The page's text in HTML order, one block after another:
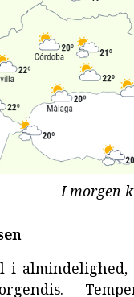
I morgen
i